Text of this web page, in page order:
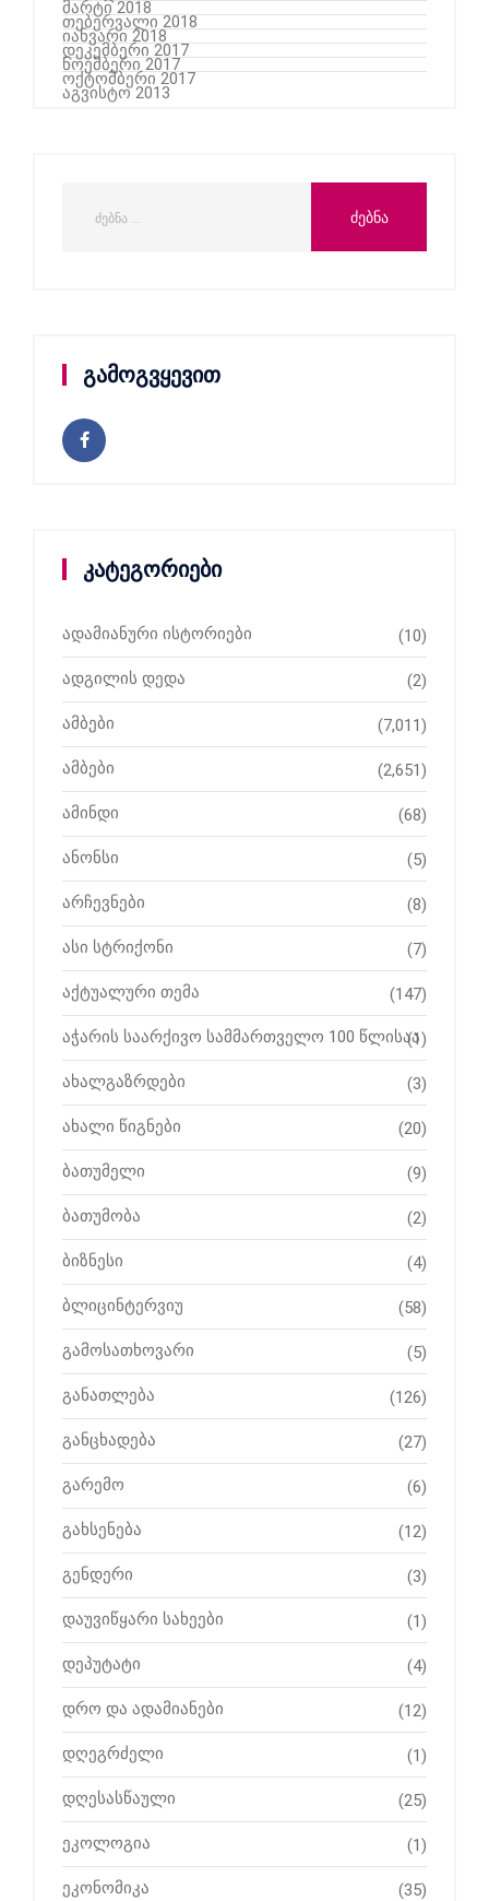
მარტი 2018
თებერვალი 2018
იანვარი 2018
დეკემბერი 2017
ნოემბერი 2017
ოქტომბერი 2017
აგვისტო 2013
გამოგვყევით
კატეგორიები
ადამიანური ისტორიები (10)
ადგილის დედა (2)
ამბები (7,011)
ამბები (2,651)
ამინდი (68)
ანონსი (5)
არჩევნები (8)
ასი სტრიქონი (7)
აქტუალური თემა (147)
აჭარის საარქივო სამმართველო 100 წლისაა
(1)
ახალგაზრდები (3)
ახალი წიგნები (20)
ბათუმელი (9)
ბათუმობა (2)
ბიზნესი (4)
ბლიცინტერვიუ (58)
გამოსათხოვარი (5)
განათლება (126)
განცხადება (27)
გარემო (6)
გახსენება (12)
გენდერი (3)
დაუვიწყარი სახეები (1)
დეპუტატი (4)
დრო და ადამიანები (12)
დღეგრძელი (1)
დღესასწაული (25)
ეკოლოგია (1)
ეკონომიკა (35)